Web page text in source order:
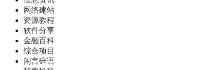
网络建站
资源教程
软件分享
金融百科
综合项目
闲言碎语